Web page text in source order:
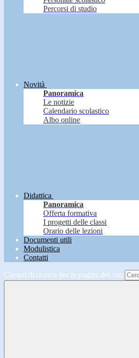
Percorsi di studio
Novità
Panoramica
Le notizie
Calendario scolastico
Albo online
Didattica
Panoramica
Offerta formativa
I progetti delle classi
Orario delle lezioni
Documenti utili
Modulistica
Contatti
Campo di ricerca per le pagine del sito